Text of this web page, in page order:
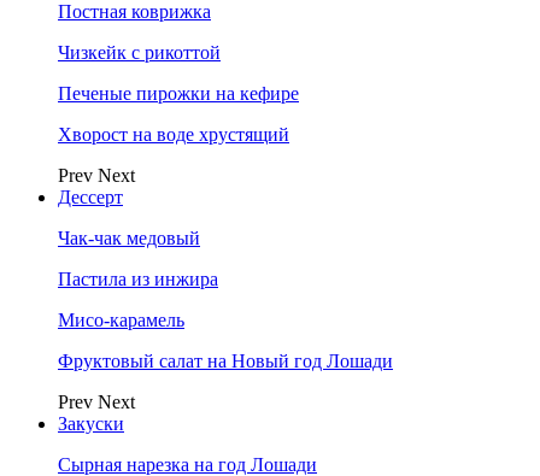
Постная коврижка
Чизкейк с рикоттой
Печеные пирожки на кефире
Хворост на воде хрустящий
Prev Next
Дессерт
Чак-чак медовый
Пастила из инжира
Мисо-карамель
Фруктовый салат на Новый год Лошади
Prev Next
Закуски
Сырная нарезка на год Лошади